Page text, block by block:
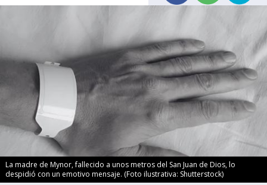
La madre de Mynor, fallecido a unos metros del San Juan de Dios, lo
despidió con un emotivo mensaje. (Foto ilustrativa: Shutterstock)